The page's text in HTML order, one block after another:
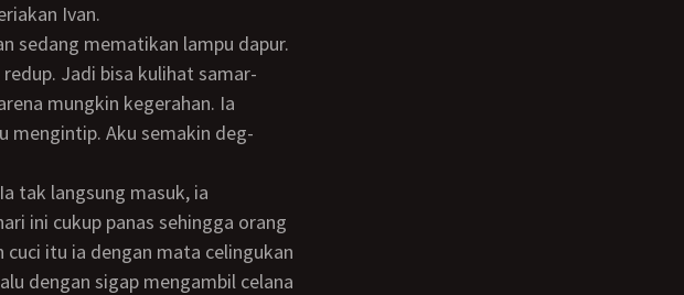
Ivan.
Jadi bisa kulihat samar-
mungkin kegerahan. Ia
mengintip. Aku semakin deg-
ini cukup panas sehingga orang
itu ia dengan mata celingukan
dengan sigap mengambil celana